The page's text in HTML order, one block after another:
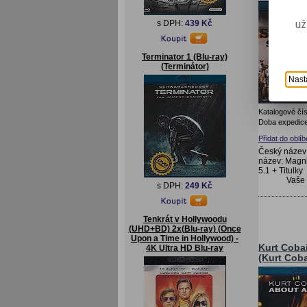
s DPH: 439 Kč
Terminator 1 (Blu-ray)
(Terminátor)
s DPH: 249 Kč
Tenkrát v Hollywoodu
(UHD+BD) 2x(Blu-ray) (Once
Upon a Time in Hollywood) -
4K Ultra HD Blu-ray
Katalogové
Doba
Přidat do
Český
název:
5.1 + Titulky
Vaše
Kurt
(Kurt